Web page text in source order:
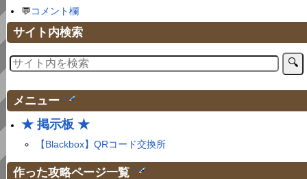
💬コメント欄
サイト内検索
メニュー †
★ 掲示板 ★
【Blackbox】QRコード交換所
作った攻略ページ一覧 †